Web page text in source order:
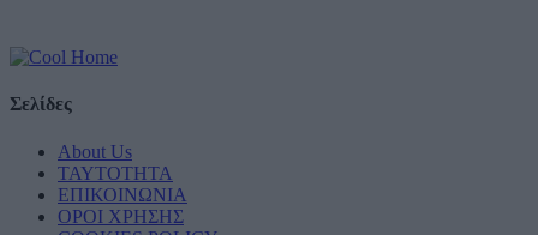
Σελίδες
About Us
ΤΑΥΤΟΤΗΤΑ
ΕΠΙΚΟΙΝΩΝΙΑ
ΟΡΟΙ ΧΡΗΣΗΣ